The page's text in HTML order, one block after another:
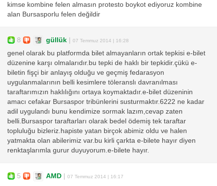
kimse kombine felen almasın protesto boykot ediyoruz kombine
alan Bursasporlu felen değildir
8 güllük | 07 Temmuz 2014 | 16:28
genel olarak bu platformda bilet almayanların ortak tepkisi e-bilet
düzenine karşı olmalarıdır.bu tepki de haklı bir tepkidir.çükü e-
biletin fişçi bir anlayış olduğu ve geçmiş fedarasyon
uygulanmalarının belli kesimlere töleranslı davranılması
taraftarımızın haklılığını ortaya koymaktadır.e-bilet düzeninin
amacı cefakar Bursaspor tribünlerini susturmaktır.6222 ne kadar
adil uygulandı bunu kendimize sormak lazım,cevap zaten
belli.Bursaspor taraftarları olarak bedel ödemiş tek taraftar
topluluğu bizleriz.hapiste yatan birçok abimiz oldu ve halen
yatmakta olan abilerimiz var.bu kirli çarkta e-bilete hayır diyen
renktaşlarımla gurur duyuyorum.e-bilete hayır.
5 AMD | 07 Temmuz 2014 | 16:17